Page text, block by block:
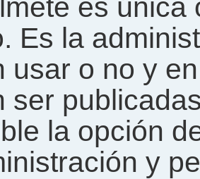
es única
Es la
usar o no y
ser
la opción
y